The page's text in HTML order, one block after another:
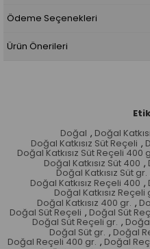
Ödeme Seçenekleri
Ürün Önerileri
Doğal , Doğal
Doğal Katkısız Süt Reçeli ,
Doğal Katkısız Süt Reçeli 400
Doğal Katkısız Süt 400 ,
Doğal Katkısız Süt gr.
Doğal Katkısız Reçeli 400 ,
Doğal Katkısız Reçeli
Doğal Katkısız 400 gr. ,
Doğal Süt Reçeli , Doğal Süt
Doğal Süt Reçeli gr. ,
Doğal Süt gr. , Doğal
Doğal Reçeli 400 gr. , Doğal